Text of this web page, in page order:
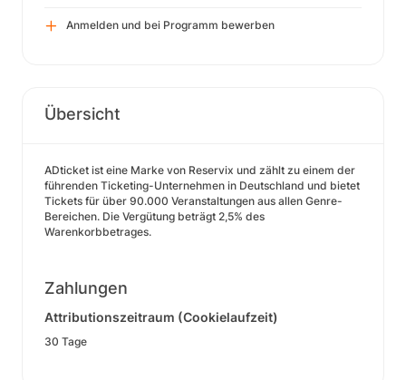
Anmelden und bei Programm bewerben
Übersicht
ADticket ist eine Marke von Reservix und zählt zu einem der
führenden Ticketing-Unternehmen in Deutschland und bietet
Tickets für über 90.000 Veranstaltungen aus allen Genre-
Bereichen. Die Vergütung beträgt 2,5% des
Warenkorbbetrages.
Zahlungen
Attributionszeitraum (Cookielaufzeit)
30 Tage